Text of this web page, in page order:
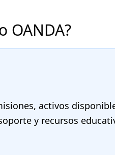
OANDA?
activos
y recursos